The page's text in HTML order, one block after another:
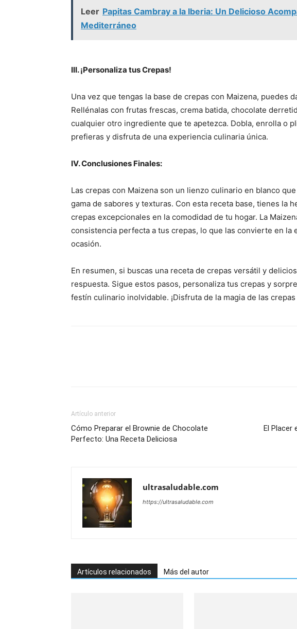
Leer Papitas Cambray a la Iberia: Un Delicioso
Mediterráneo
III. ¡Personaliza tus Crepas!
Una vez que tengas la base de crepas con Maizena, puedes
Rellénalas con frutas frescas, crema batida, chocolate
cualquier otro ingrediente que te apetezca. Dobla, enrolla o
prefieras y disfruta de una experiencia culinaria única.
IV. Conclusiones Finales:
Las crepas con Maizena son un lienzo culinario en blanco
gama de sabores y texturas. Con esta receta base, tienes la
crepas excepcionales en la comodidad de tu hogar. La
consistencia perfecta a tus crepas, lo que las convierte en la
ocasión.
En resumen, si buscas una receta de crepas versátil y
respuesta. Sigue estos pasos, personaliza tus crepas y
festín culinario inolvidable. ¡Disfruta de la magia de las
Artículo anterior
Cómo Preparar el Brownie de Chocolate
Perfecto: Una Receta Deliciosa
El Placer
ultrasaludable.com
https://ultrasaludable.com
Artículos relacionados Más del autor